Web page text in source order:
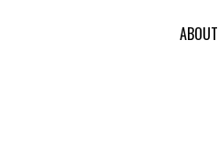
ABOUT